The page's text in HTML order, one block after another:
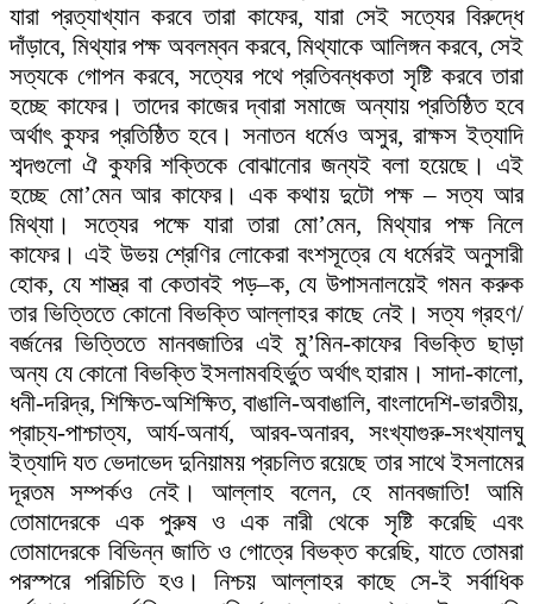
যারা প্রত্যাখ্যান করবে তারা কাফের, যারা সেই সত্যের বিরুদ্ধে
দাঁড়াবে, মিথ্যার পক্ষ অবলম্বন করবে, মিথ্যাকে আলিঙ্গন করবে, সেই
সত্যকে গোপন করবে, সত্যের পথে প্রতিবন্ধকতা সৃষ্টি করবে তারা
হচ্ছে কাফের। তাদের কাজের দ্বারা সমাজে অন্যায় প্রতিষ্ঠিত হবে
অর্থাৎ কুফর প্রতিষ্ঠিত হবে। সনাতন ধর্মেও অসুর, রাক্ষস ইত্যাদি
শব্দগুলো ঐ কুফরি শক্তিকে বোঝানোর জন্যই বলা হয়েছে। এই
হচ্ছে মো’মেন আর কাফের। এক কথায় দুটো পক্ষ – সত্য আর
মিথ্যা। সত্যের পক্ষে যারা তারা মো’মেন, মিথ্যার পক্ষ নিলে
কাফের। এই উভয় শ্রেণির লোকেরা বংশসূত্রে যে ধর্মেরই অনুসারী
হোক, যে শাস্ত্র বা কেতাবই পড়–ক, যে উপাসনালয়েই গমন করুক
তার ভিত্তিতে কোনো বিভক্তি আল্লাহর কাছে নেই। সত্য গ্রহণ/
বর্জনের ভিত্তিতে মানবজাতির এই মু’মিন-কাফের বিভক্তি ছাড়া
অন্য যে কোনো বিভক্তি ইসলামবহির্ভুত অর্থাৎ হারাম। সাদা-কালো,
ধনী-দরিদ্র, শিক্ষিত-অশিক্ষিত, বাঙালি-অবাঙালি, বাংলাদেশি-ভারতীয়,
প্রাচ্য-পাশ্চাত্য, আর্য-অনার্য, আরব-অনারব, সংখ্যাগুরু-সংখ্যালঘু
ইত্যাদি যত ভেদাভেদ দুনিয়াময় প্রচলিত রয়েছে তার সাথে ইসলামের
দূরতম সম্পর্কও নেই। আল্লাহ বলেন, হে মানবজাতি! আমি
তোমাদেরকে এক পুরুষ ও এক নারী থেকে সৃষ্টি করেছি এবং
তোমাদেরকে বিভিন্ন জাতি ও গোত্রে বিভক্ত করেছি, যাতে তোমরা
পরস্পরে পরিচিতি হও। নিশ্চয় আল্লাহর কাছে সে-ই সর্বাধিক